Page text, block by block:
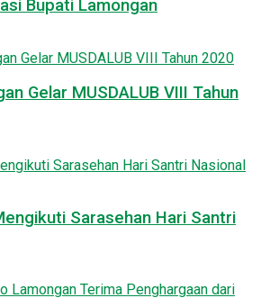
Bupati Lamongan
Gelar MUSDALUB VIII Tahun
Sarasehan Hari Santri